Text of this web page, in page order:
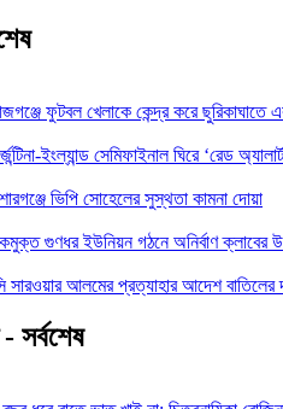
ফুটবল খেলাকে কেন্দ্র করে
ইংল্যান্ড সেমিফাইনাল ঘিরে ‘রেড
ভিপি সোহেলের সুস্থতা কামনা দোয়া
গুণধর ইউনিয়ন গঠনে অনির্বাণ ক্লাবের
সারওয়ার আলমের প্রত্যাহার আদেশ বাতিলের
সর্বশেষ